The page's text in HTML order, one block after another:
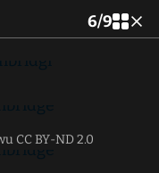
6/9
CC BY-ND 2.0